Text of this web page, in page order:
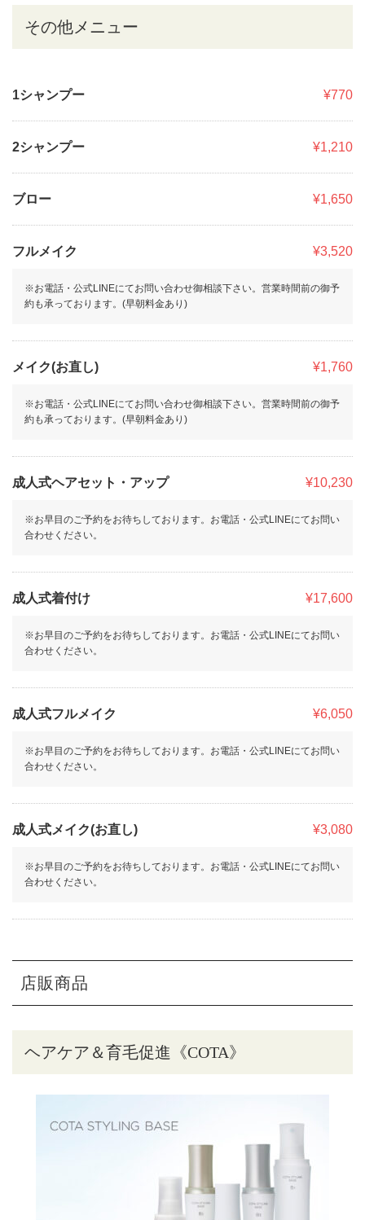
その他メニュー
1シャンプー ¥770
2シャンプー ¥1,210
ブロー ¥1,650
フルメイク ¥3,520
※お電話・公式LINEにてお問い合わせ御相談下さい。営業時間前の御予
約も承っております。(早朝料金あり)
メイク(お直し) ¥1,760
※お電話・公式LINEにてお問い合わせ御相談下さい。営業時間前の御予
約も承っております。(早朝料金あり)
成人式ヘアセット・アップ ¥10,230
※お早目のご予約をお待ちしております。お電話・公式LINEにてお問い
合わせください。
成人式着付け ¥17,600
※お早目のご予約をお待ちしております。お電話・公式LINEにてお問い
合わせください。
成人式フルメイク ¥6,050
※お早目のご予約をお待ちしております。お電話・公式LINEにてお問い
合わせください。
成人式メイク(お直し) ¥3,080
※お早目のご予約をお待ちしております。お電話・公式LINEにてお問い
合わせください。
店販商品
ヘアケア＆育毛促進《COTA》